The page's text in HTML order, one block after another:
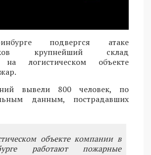
подвергся атаке
крупнейший склад
на логистическом объекте
вывели 800 человек, по
данным, пострадавших
объекте компании в
работают пожарные